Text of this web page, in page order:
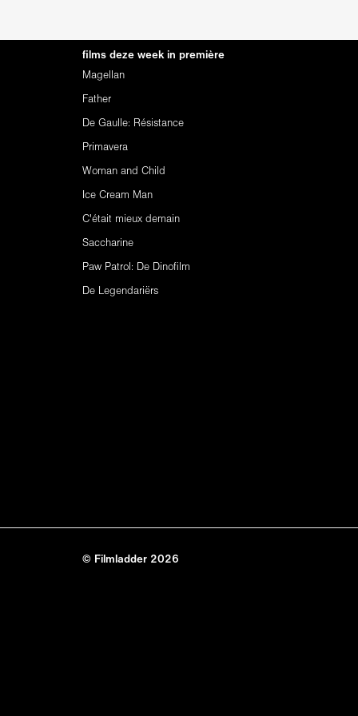
films deze week in première
Magellan
Father
De Gaulle: Résistance
Primavera
Woman and Child
Ice Cream Man
C'était mieux demain
Saccharine
Paw Patrol: De Dinofilm
De Legendariërs
© Filmladder 2026